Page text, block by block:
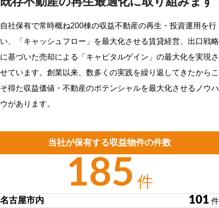
〒102-0083
東京都千代田区麹町三丁目12番4号 HP麹町ビル8階
Google map
TEL：03-6261-2990FAX：03-6261-2991
Mail：info@re-homeplannner.co.jp
自社保有で常時概ね200棟の収益不動産の再生・投資運用を行
い、「キャッシュフロー」を最大化させる賃貸経営、出口戦略
に基づいた売却による「キャピタルゲイン」の最大化を実現さ
せています。創業以来、数多くの実践を繰り返してきたからこ
そ得た収益価値・不動産のポテンシャルを最大化させるノウハ
ウがあります。
当社が保有する収益物件の件数
185 件
名古屋市内 101 件